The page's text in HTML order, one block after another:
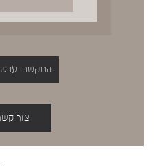
התקשרו עכשיו 052-
צור